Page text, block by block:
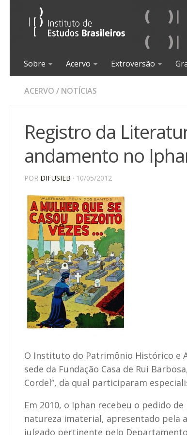
Sobre Acervo Extroversão
ACERVO / NOTÍCIAS
Registro da
andamento no
POR DIFUSIEB · 10/05/2012
O Instituto do Patrimônio Histórico e
sede da Fundação Casa de Rui
Cordel”, da qual participaram
Em 2010, o Iphan recebeu o pedido
natureza imaterial, apresentado pela
julgado pertinente pelo